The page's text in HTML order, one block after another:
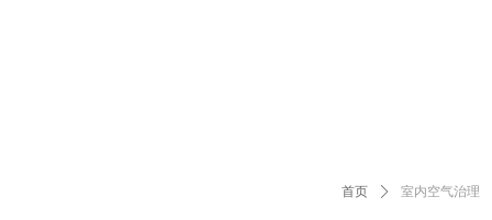
首页 ꄲ 室内空气治理